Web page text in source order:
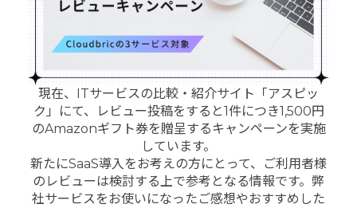
現在、ITサービスの比較・紹介サイト「アスピッ
ク」にて、レビュー投稿をすると1件につき1,500円
のAmazonギフト券を贈呈するキャンペーンを実施
しています。
新たにSaaS導入をお考えの方にとって、ご利用者様
のレビューは検討する上で参考となる情報です。弊
社サービスをお使いになったご感想やおすすめした